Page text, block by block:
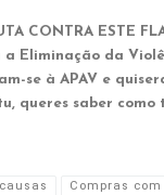
CONTRA ESTE
Eliminação da
se à APAV e
queres saber
causas Compras